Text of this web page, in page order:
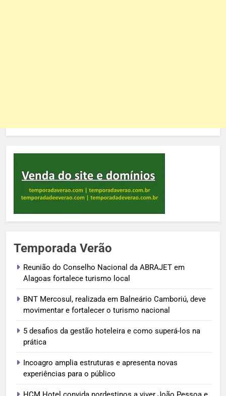
Temporada Verão
Reunião do Conselho Nacional da ABRAJET em
Alagoas fortalece turismo local
BNT Mercosul, realizada em Balneário Camboriú, deve
movimentar e fortalecer o turismo nacional
5 desafios da gestão hoteleira e como superá-los na
prática
Incoagro amplia estruturas e apresenta novas
experiências para o público